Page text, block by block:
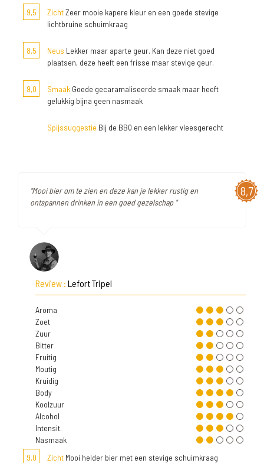
9,5
ZichtZeer mooie kapere kleur en een goede stevige
lichtbruine schuimkraag
8,5 Neus Lekker maar aparte geur. Kan deze niet goed
plaatsen, deze heeft een frisse maar stevige geur.
9,0 Smaak Goede gecaramaliseerde smaak maar heeft
gelukkig bijna geen nasmaak
Spijssuggestie Bij de BBQ en een lekker vleesgerecht
8,7
"Mooi bier om te zien en deze kan je lekker rustig en
ontspannen drinken in een goed gezelschap "
Review : Lefort Tripel
Aroma
Zoet
Zuur
Bitter
Fruitig
Moutig
Kruidig
Body
Koolzuur
Alcohol
Intensit.
Nasmaak
9,0
Zicht Mooi helder bier met een stevige schuimkraag